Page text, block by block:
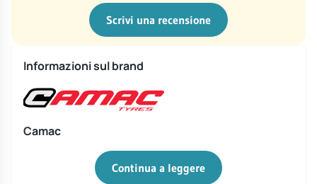
Scrivi una recensione
Informazioni sul brand
Camac
Continua a leggere